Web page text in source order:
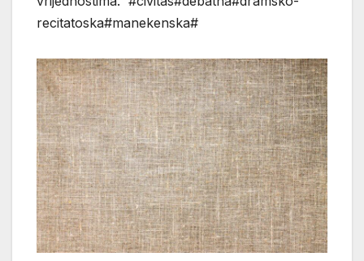
recitatoska#manekenska#